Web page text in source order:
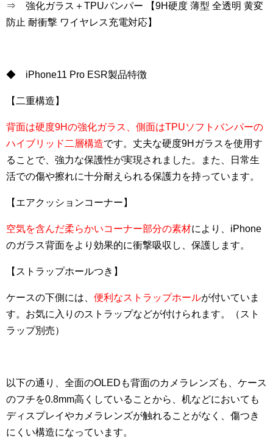
⇒ 強化ガラス＋TPUバンパー 【9H硬度 薄型 全透明 黄変
防止 耐衝撃 ワイヤレス充電対応】
◆ iPhone11 Pro ESR製品特徴
【二重構造】
背面は硬度9Hの強化ガラス、側面はTPUソフトバンパーの
ハイブリッド二層構造です。丈夫な硬度9Hガラスを使用す
ることで、強力な保護性が実現されました。また、日常生
活での傷や擦れに十分耐えられる保護力を持っています。
【エアクッションコーナー】
空気を含んだ柔らかいコーナー部分の素材により、iPhone
のガラス背面をより効果的に衝撃吸収し、保護します。
【ストラップホールつき】
ケースの下側には、 便利なストラップホールが付いていま
す。お気に入りのストラップなどが付けられます。（スト
ラップ別売）
以下の通り、全面のOLEDも背面のカメラレンズも、ケース
のフチを0.8mm高くしていることから、机などにおいても
ディスプレイやカメラレンズが触れることがなく、傷つき
にくい構造になっています。